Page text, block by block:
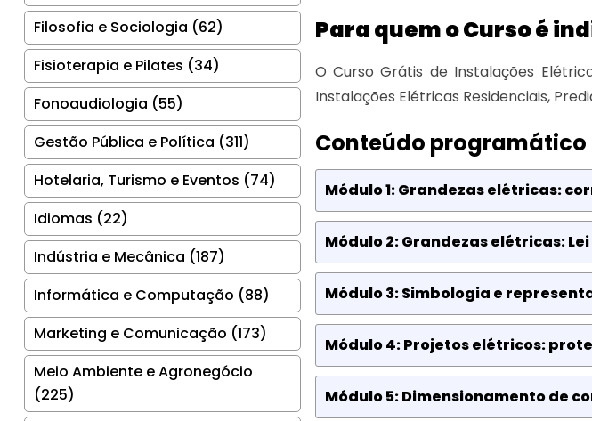
Filosofia e Sociologia (62)
Fisioterapia e Pilates (34)
Fonoaudiologia (55)
Gestão Pública e Política (311)
Hotelaria, Turismo e Eventos (74)
Idiomas (22)
Indústria e Mecânica (187)
Informática e Computação (88)
Marketing e Comunicação (173)
Meio Ambiente e Agronegócio
(225)
Para quem o Curso é
O Curso Grátis de Instalações
Instalações Elétricas Residenciais,
Conteúdo programático
Módulo 1: Grandezas elétricas:
Módulo 2: Grandezas elétricas:
Módulo 3: Simbologia e
Módulo 4: Projetos elétricos:
Módulo 5: Dimensionamento de